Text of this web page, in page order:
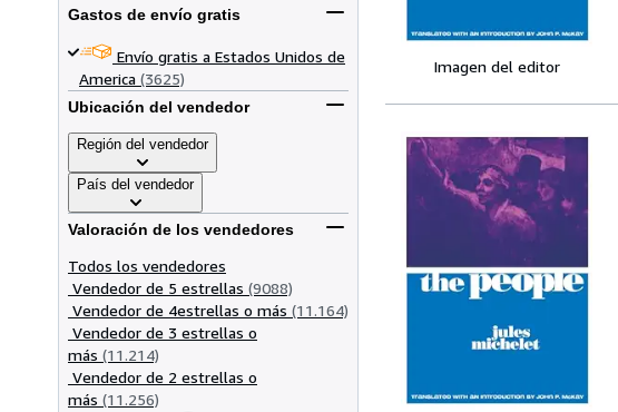
Gastos de envío gratis
Envío gratis a Estados Unidos de
America (3625)
Ubicación del vendedor
Región del vendedor
País del vendedor
Valoración de los vendedores
Todos los vendedores
Vendedor de 5 estrellas (9088)
Vendedor de 4estrellas o más (11.164)
Vendedor de 3 estrellas o
más (11.214)
Vendedor de 2 estrellas o
más (11.256)
Imagen del editor